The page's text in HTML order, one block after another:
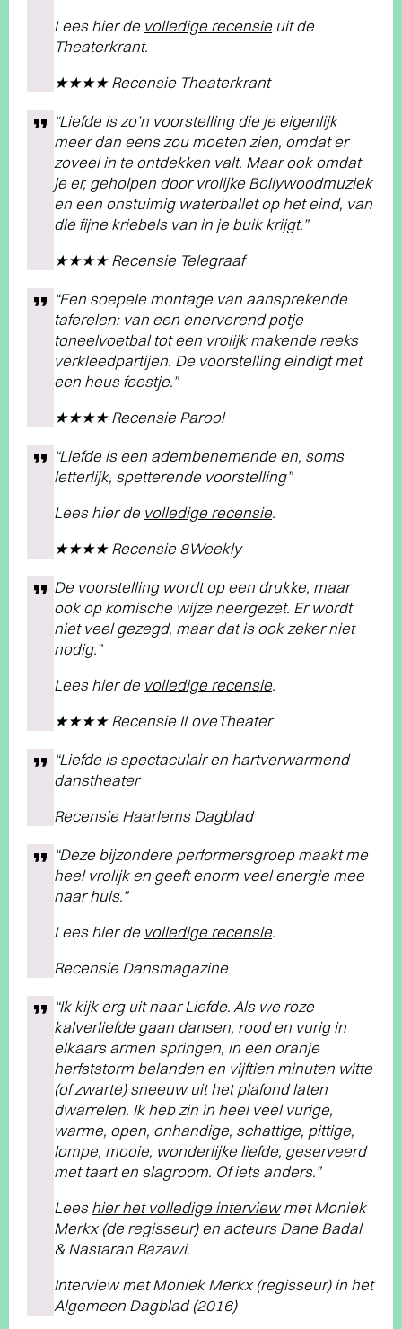
Lees hier de volledige recensie uit de
Theaterkrant.
★★★★ Recensie Theaterkrant
“Liefde is zo’n voorstelling die je eigenlijk
meer dan eens zou moeten zien, omdat er
zoveel in te ontdekken valt. Maar ook omdat
je er, geholpen door vrolijke Bollywoodmuziek
en een onstuimig waterballet op het eind, van
die fijne kriebels van in je buik krijgt.”
★★★★ Recensie Telegraaf
“Een soepele montage van aansprekende
taferelen: van een enerverend potje
toneelvoetbal tot een vrolijk makende reeks
verkleedpartijen. De voorstelling eindigt met
een heus feestje.”
★★★★ Recensie Parool
“Liefde is een adembenemende en, soms
letterlijk, spetterende voorstelling”
Lees hier de volledige recensie.
★★★★ Recensie 8Weekly
De voorstelling wordt op een drukke, maar
ook op komische wijze neergezet. Er wordt
niet veel gezegd, maar dat is ook zeker niet
nodig.”
Lees hier de volledige recensie.
★★★★ Recensie ILoveTheater
“Liefde is spectaculair en hartverwarmend
danstheater
Recensie Haarlems Dagblad
“Deze bijzondere performersgroep maakt me
heel vrolijk en geeft enorm veel energie mee
naar huis.”
Lees hier de volledige recensie.
Recensie Dansmagazine
“Ik kijk erg uit naar Liefde. Als we roze
kalverliefde gaan dansen, rood en vurig in
elkaars armen springen, in een oranje
herfststorm belanden en vijftien minuten witte
(of zwarte) sneeuw uit het plafond laten
dwarrelen. Ik heb zin in heel veel vurige,
warme, open, onhandige, schattige, pittige,
lompe, mooie, wonderlijke liefde, geserveerd
met taart en slagroom. Of iets anders.”
Lees hier het volledige interviewmet Moniek
Merkx (de regisseur) en acteurs Dane Badal
& Nastaran Razawi.
Interview met Moniek Merkx (regisseur) in het
Algemeen Dagblad (2016)